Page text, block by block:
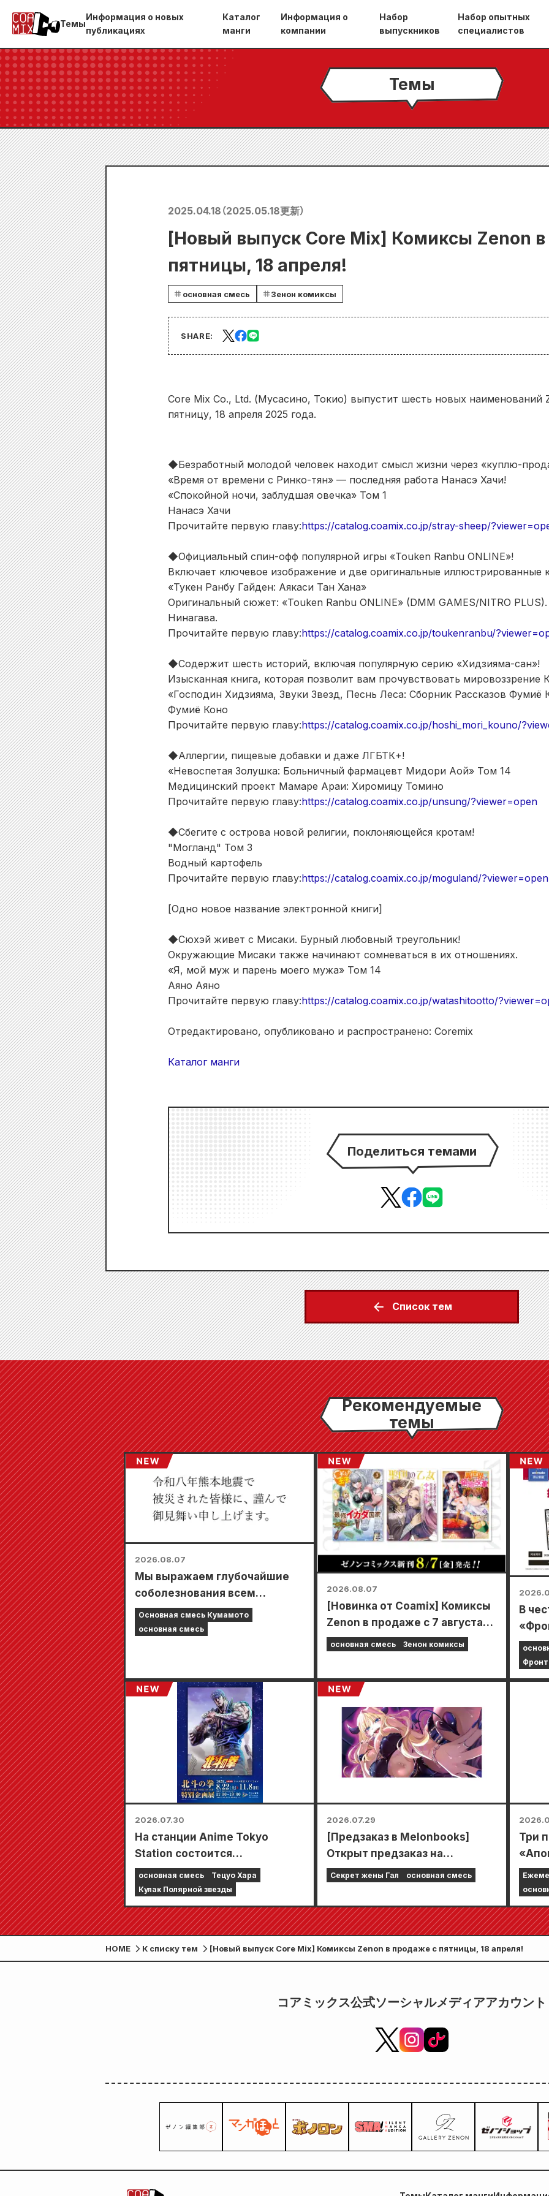
Темы
Информация о новых
публикациях
Каталог
манги
Информация о
компании
Набор
выпускников
Набор опытных
специалистов
Темы
2025.04.18 （2025.05.18更新）
[Новый выпуск Core Mix] Комиксы Zenon
пятницы, 18 апреля!
основная смесь Зенон комиксы
SHARE:
Core Mix Co., Ltd. (Мусасино, Токио) выпустит шесть новых наименований
пятницу, 18 апреля 2025 года.
◆Безработный молодой человек находит смысл жизни через «куплю-
«Время от времени с Ринко-тян» — последняя работа Нанасэ Хачи!
«Спокойной ночи, заблудшая овечка» Том 1
Нанасэ Хачи
Прочитайте первую главу:https://catalog.coamix.co.jp/stray-sheep/
◆Официальный спин-офф популярной игры «Touken Ranbu ONLINE»!
Включает ключевое изображение и две оригинальные иллюстрированные
«Тукен Ранбу Гайден: Аякаси Тан Хана»
Оригинальный сюжет: «Touken Ranbu ONLINE» (DMM GAMES/NITRO
Нинагава.
Прочитайте первую главу:https://catalog.coamix.co.jp/toukenranbu/
◆Содержит шесть историй, включая популярную серию «Хидзияма-сан»!
Изысканная книга, которая позволит вам прочувствовать мировоззрение
«Господин Хидзияма, Звуки Звезд, Песнь Леса: Сборник Рассказов Фумиё
Фумиё Коно
Прочитайте первую главу:https://catalog.coamix.co.jp/hoshi_mori_kouno/
◆Аллергии, пищевые добавки и даже ЛГБТК+!
«Невоспетая Золушка: Больничный фармацевт Мидори Аой» Том 14
Медицинский проект Мамаре Араи: Хиромицу Томино
Прочитайте первую главу:https://catalog.coamix.co.jp/unsung/?viewer=open
◆Сбегите с острова новой религии, поклоняющейся кротам!
"Могланд" Том 3
Водный картофель
Прочитайте первую главу:https://catalog.coamix.co.jp/moguland/?viewer=open
[Одно новое название электронной книги]
◆Сюхэй живет с Мисаки. Бурный любовный треугольник!
Окружающие Мисаки также начинают сомневаться в их отношениях.
«Я, мой муж и парень моего мужа» Том 14
Аяно Аяно
Прочитайте первую главу:https://catalog.coamix.co.jp/watashitootto/
Отредактировано, опубликовано и распространено: Coremix
Каталог манги
Поделиться темами
Список тем
Рекомендуемые
темы
2026.08.07
Мы выражаем глубочайшие
соболезнования всем
пострадавшим от
землетрясения в Кумамото в
Основная смесь Кумамото
основная смесь
2026.08.07
[Новинка от Coamix] Комиксы
Zenon в продаже с 7 августа
(пятница)!
основная смесь Зенон комиксы
В
20
2026.07.30
На станции Anime Tokyo
Station состоится
специальная выставка,
посвященная фильму «Кулак
Северной звезды»!!
основная смесь
Тецуо Хара
Кулак Полярной звезды
2026.07.29
[Предзаказ в Melonbooks]
Открыт предзаказ на
лимитированное издание со
ковриком, украшенным
потрясающе красивой
иллюстрацией Фуюки Тодзё,
нарисованной Кудо! Выход 6-
октября!
Секрет жены Гал основная смесь
Три
5
2026
HOME К списку тем [Новый выпуск Core Mix] Комиксы Zenon в продаже с пятницы, 18 апреля!
コアミックス公式ソーシャルメディアアカウント